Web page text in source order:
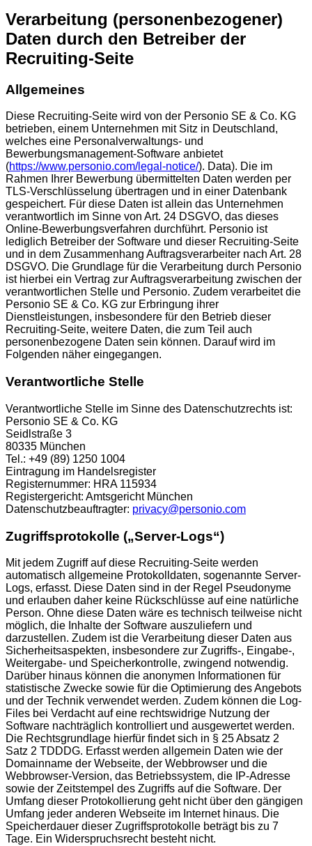
Verarbeitung (personenbezogener)
Daten durch den Betreiber der
Recruiting-Seite
Allgemeines
Diese Recruiting-Seite wird von der Personio SE & Co. KG
betrieben, einem Unternehmen mit Sitz in Deutschland,
welches eine Personalverwaltungs- und
Bewerbungsmanagement-Software anbietet
(https://www.personio.com/legal-notice/). Data). Die im
Rahmen Ihrer Bewerbung übermittelten Daten werden per
TLS-Verschlüsselung übertragen und in einer Datenbank
gespeichert. Für diese Daten ist allein das Unternehmen
verantwortlich im Sinne von Art. 24 DSGVO, das dieses
Online-Bewerbungsverfahren durchführt. Personio ist
lediglich Betreiber der Software und dieser Recruiting-Seite
und in dem Zusammenhang Auftragsverarbeiter nach Art. 28
DSGVO. Die Grundlage für die Verarbeitung durch Personio
ist hierbei ein Vertrag zur Auftragsverarbeitung zwischen der
verantwortlichen Stelle und Personio. Zudem verarbeitet die
Personio SE & Co. KG zur Erbringung ihrer
Dienstleistungen, insbesondere für den Betrieb dieser
Recruiting-Seite, weitere Daten, die zum Teil auch
personenbezogene Daten sein können. Darauf wird im
Folgenden näher eingegangen.
Verantwortliche Stelle
Verantwortliche Stelle im Sinne des Datenschutzrechts ist:
Personio SE & Co. KG
Seidlstraße 3
80335 München
Tel.: +49 (89) 1250 1004
Eintragung im Handelsregister
Registernummer: HRA 115934
Registergericht: Amtsgericht München
Datenschutzbeauftragter: privacy@personio.com
Zugriffsprotokolle („Server-Logs“)
Mit jedem Zugriff auf diese Recruiting-Seite werden
automatisch allgemeine Protokolldaten, sogenannte Server-
Logs, erfasst. Diese Daten sind in der Regel Pseudonyme
und erlauben daher keine Rückschlüsse auf eine natürliche
Person. Ohne diese Daten wäre es technisch teilweise nicht
möglich, die Inhalte der Software auszuliefern und
darzustellen. Zudem ist die Verarbeitung dieser Daten aus
Sicherheitsaspekten, insbesondere zur Zugriffs-, Eingabe-,
Weitergabe- und Speicherkontrolle, zwingend notwendig.
Darüber hinaus können die anonymen Informationen für
statistische Zwecke sowie für die Optimierung des Angebots
und der Technik verwendet werden. Zudem können die Log-
Files bei Verdacht auf eine rechtswidrige Nutzung der
Software nachträglich kontrolliert und ausgewertet werden.
Die Rechtsgrundlage hierfür findet sich in § 25 Absatz 2
Satz 2 TDDDG. Erfasst werden allgemein Daten wie der
Domainname der Webseite, der Webbrowser und die
Webbrowser-Version, das Betriebssystem, die IP-Adresse
sowie der Zeitstempel des Zugriffs auf die Software. Der
Umfang dieser Protokollierung geht nicht über den gängigen
Umfang jeder anderen Webseite im Internet hinaus. Die
Speicherdauer dieser Zugriffsprotokolle beträgt bis zu 7
Tage. Ein Widerspruchsrecht besteht nicht.